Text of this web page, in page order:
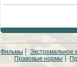
Фильмы
Экстремальное
Правовые нормы